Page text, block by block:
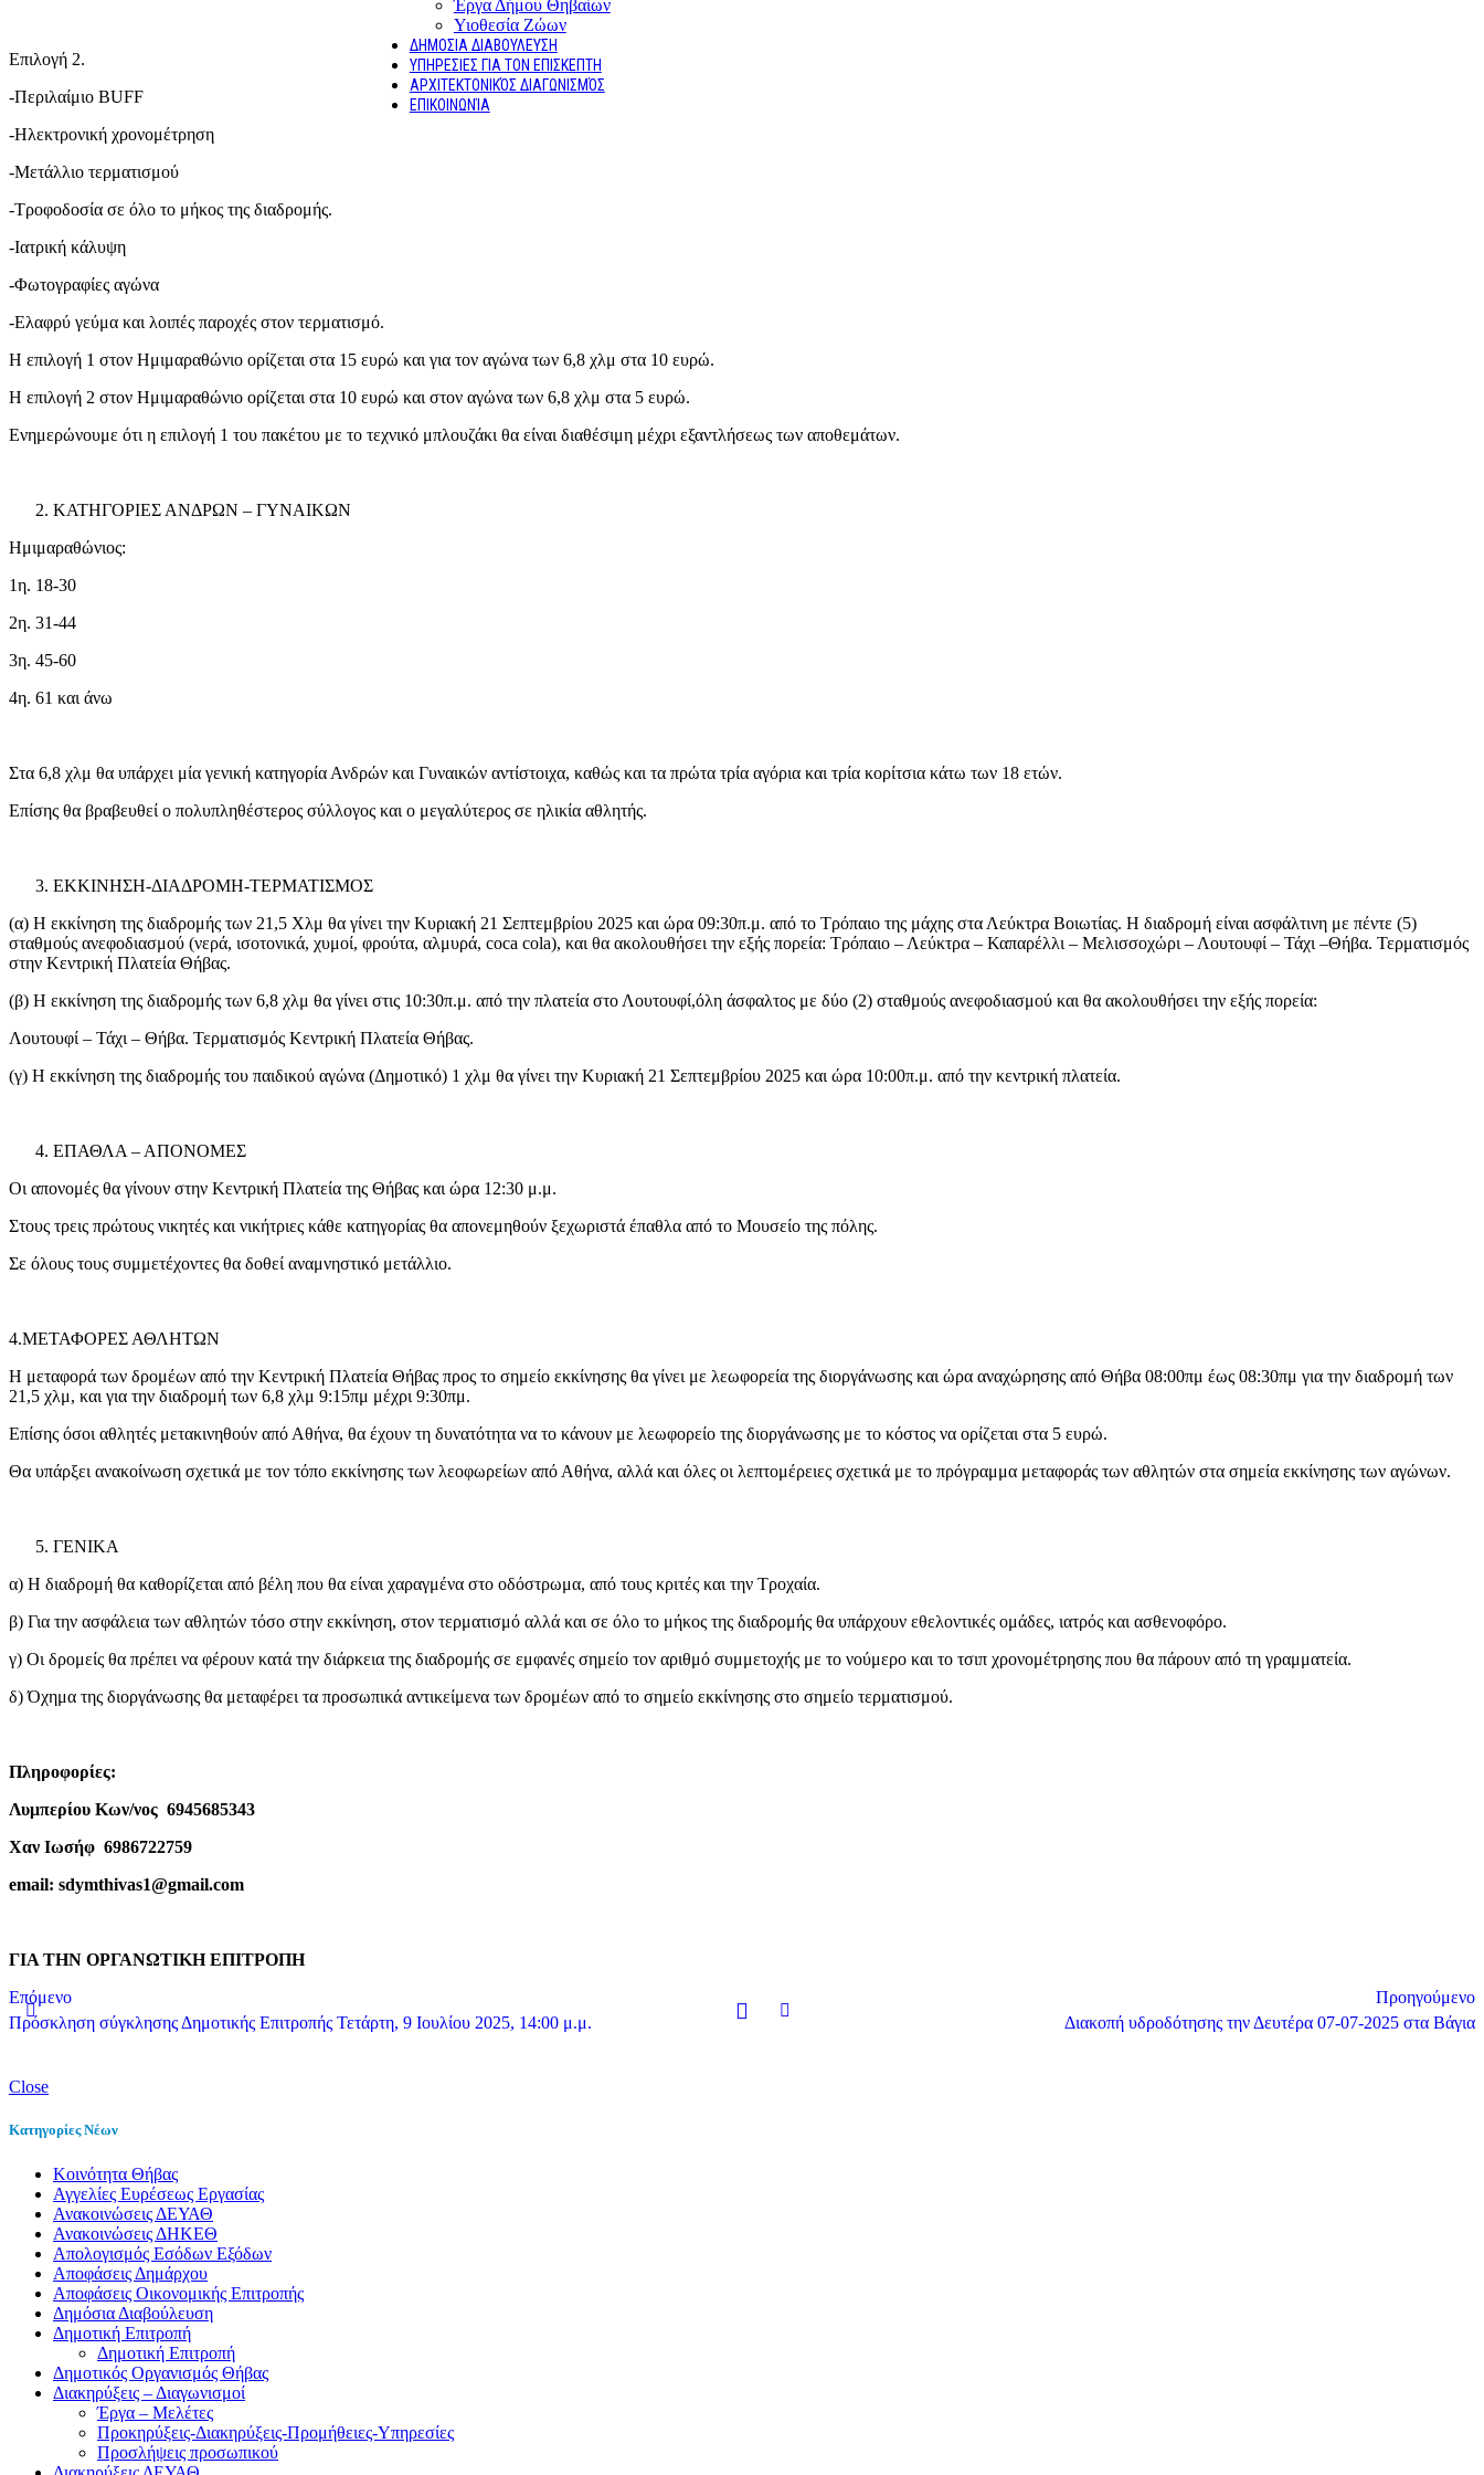
Έργα Δήμου Θηβαίων
Υιοθεσία Ζώων
ΔΗΜΟΣΙΑ ΔΙΑΒΟΥΛΕΥΣΗ
ΥΠΗΡΕΣΙΕΣ ΓΙΑ ΤΟΝ ΕΠΙΣΚΕΠΤΗ
ΑΡΧΙΤΕΚΤΟΝΙΚΌΣ ΔΙΑΓΩΝΙΣΜΌΣ
ΕΠΙΚΟΙΝΩΝΊΑ
Επιλογή 2.
-Περιλαίμιο BUFF
-Ηλεκτρονική χρονομέτρηση
-Μετάλλιο τερματισμού
-Τροφοδοσία σε όλο το μήκος της διαδρομής.
-Ιατρική κάλυψη
-Φωτογραφίες αγώνα
-Ελαφρύ γεύμα και λοιπές παροχές στον τερματισμό.
Η επιλογή 1 στον Ημιμαραθώνιο ορίζεται στα 15 ευρώ και για τον αγώνα των 6,8 χλμ στα 10 ευρώ.
Η επιλογή 2 στον Ημιμαραθώνιο ορίζεται στα 10 ευρώ και στον αγώνα των 6,8 χλμ στα 5 ευρώ.
Ενημερώνουμε ότι η επιλογή 1 του πακέτου με το τεχνικό μπλουζάκι θα είναι διαθέσιμη μέχρι εξαντλήσεως των αποθεμάτων.
ΚΑΤΗΓΟΡΙΕΣ ΑΝΔΡΩΝ – ΓΥΝΑΙΚΩΝ
Ημιμαραθώνιος:
1η. 18-30
2η. 31-44
3η. 45-60
4η. 61 και άνω
Στα 6,8 χλμ θα υπάρχει μία γενική κατηγορία Ανδρών και Γυναικών αντίστοιχα, καθώς και τα πρώτα τρία αγόρια και τρία κορίτσια κάτω των 18 ετών.
Επίσης θα βραβευθεί ο πολυπληθέστερος σύλλογος και ο μεγαλύτερος σε ηλικία αθλητής.
ΕΚΚΙΝΗΣΗ-ΔΙΑΔΡΟΜΗ-ΤΕΡΜΑΤΙΣΜΟΣ
(α) Η εκκίνηση της διαδρομής των 21,5 Χλμ θα γίνει την Κυριακή 21 Σεπτεμβρίου 2025 και ώρα 09:30π.μ. από το Τρόπαιο της μάχης στα Λεύκτρα Βοιωτίας. Η διαδρομή είναι ασφάλτινη με πέντε (5)
σταθμούς ανεφοδιασμού (νερά, ισοτονικά, χυμοί, φρούτα, αλμυρά, coca cola), και θα ακολουθήσει την εξής πορεία: Τρόπαιο – Λεύκτρα – Καπαρέλλι – Μελισσοχώρι – Λουτουφί – Τάχι –Θήβα. Τερματισμός
στην Κεντρική Πλατεία Θήβας.
(β) Η εκκίνηση της διαδρομής των 6,8 χλμ θα γίνει στις 10:30π.μ. από την πλατεία στο Λουτουφί,όλη άσφαλτος με δύο (2) σταθμούς ανεφοδιασμού και θα ακολουθήσει την εξής πορεία:
Λουτουφί – Τάχι – Θήβα. Τερματισμός Κεντρική Πλατεία Θήβας.
(γ) Η εκκίνηση της διαδρομής του παιδικού αγώνα (Δημοτικό) 1 χλμ θα γίνει την Κυριακή 21 Σεπτεμβρίου 2025 και ώρα 10:00π.μ. από την κεντρική πλατεία.
ΕΠΑΘΛΑ – ΑΠΟΝΟΜΕΣ
Οι απονομές θα γίνουν στην Κεντρική Πλατεία της Θήβας και ώρα 12:30 μ.μ.
Στους τρεις πρώτους νικητές και νικήτριες κάθε κατηγορίας θα απονεμηθούν ξεχωριστά έπαθλα από το Μουσείο της πόλης.
Σε όλους τους συμμετέχοντες θα δοθεί αναμνηστικό μετάλλιο.
4.ΜΕΤΑΦΟΡΕΣ ΑΘΛΗΤΩΝ
Η μεταφορά των δρομέων από την Κεντρική Πλατεία Θήβας προς το σημείο εκκίνησης θα γίνει με λεωφορεία της διοργάνωσης και ώρα αναχώρησης από Θήβα 08:00πμ έως 08:30πμ για την διαδρομή των
21,5 χλμ, και για την διαδρομή των 6,8 χλμ 9:15πμ μέχρι 9:30πμ.
Επίσης όσοι αθλητές μετακινηθούν από Αθήνα, θα έχουν τη δυνατότητα να το κάνουν με λεωφορείο της διοργάνωσης με το κόστος να ορίζεται στα 5 ευρώ.
Θα υπάρξει ανακοίνωση σχετικά με τον τόπο εκκίνησης των λεοφωρείων από Αθήνα, αλλά και όλες οι λεπτομέρειες σχετικά με το πρόγραμμα μεταφοράς των αθλητών στα σημεία εκκίνησης των αγώνων.
ΓΕΝΙΚΑ
α) Η διαδρομή θα καθορίζεται από βέλη που θα είναι χαραγμένα στο οδόστρωμα, από τους κριτές και την Τροχαία.
β) Για την ασφάλεια των αθλητών τόσο στην εκκίνηση, στον τερματισμό αλλά και σε όλο το μήκος της διαδρομής θα υπάρχουν εθελοντικές ομάδες, ιατρός και ασθενοφόρο.
γ) Οι δρομείς θα πρέπει να φέρουν κατά την διάρκεια της διαδρομής σε εμφανές σημείο τον αριθμό συμμετοχής με το νούμερο και το τσιπ χρονομέτρησης που θα πάρουν από τη γραμματεία.
δ) Όχημα της διοργάνωσης θα μεταφέρει τα προσωπικά αντικείμενα των δρομέων από το σημείο εκκίνησης στο σημείο τερματισμού.
Πληροφορίες:
Λυμπερίου Κων/νος 6945685343
Xαν Ιωσήφ 6986722759
email: sdymthivas1@gmail.com
ΓΙΑ ΤΗΝ ΟΡΓΑΝΩΤΙΚΗ ΕΠΙΤΡΟΠΗ
Επόμενο
Πρόσκληση σύγκλησης Δημοτικής Επιτροπής Τετάρτη, 9 Ιουλίου 2025, 14:00 μ.μ.
Προηγούμενο
Διακοπή υδροδότησης την Δευτέρα 07-07-2025 στα Βάγια
Close
Κατηγορίες Νέων
Kοινότητα Θήβας
Αγγελίες Ευρέσεως Εργασίας
Ανακοινώσεις ΔΕΥΑΘ
Ανακοινώσεις ΔΗΚΕΘ
Απολογισμός Εσόδων Εξόδων
Αποφάσεις Δημάρχου
Αποφάσεις Οικονομικής Επιτροπής
Δημόσια Διαβούλευση
Δημοτική Επιτροπή
Δημοτική Επιτροπή
Δημοτικός Οργανισμός Θήβας
Διακηρύξεις – Διαγωνισμοί
Έργα – Μελέτες
Προκηρύξεις-Διακηρύξεις-Προμήθειες-Υπηρεσίες
Προσλήψεις προσωπικού